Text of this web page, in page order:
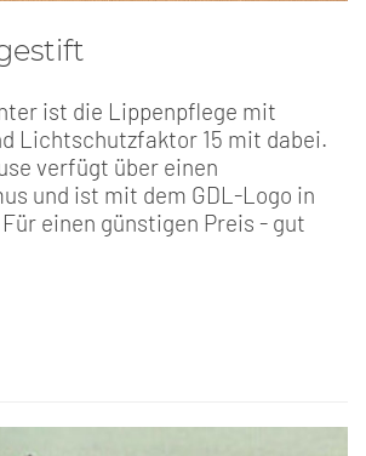
ist die Lippenpflege mit
Lichtschutzfaktor 15 mit dabei.
verfügt über einen
und ist mit dem GDL-Logo in
einen günstigen Preis - gut